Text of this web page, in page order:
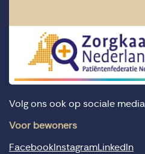
Volg ons ook op sociale media
Voor bewoners
FacebookInstagramLinkedIn